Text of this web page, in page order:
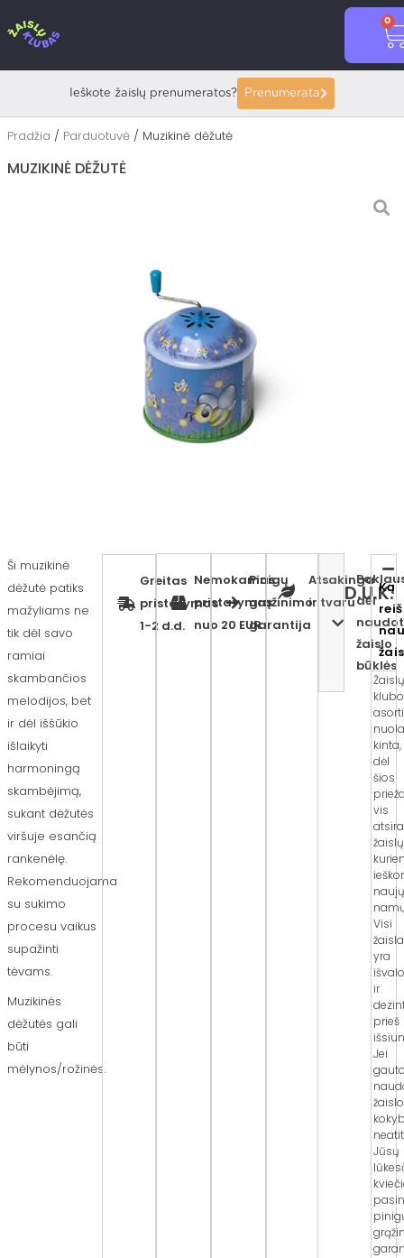
prie
0
Ieškote žaislų prenumeratos? Prenumerata
Pradžia / Parduotuvė / Muzikinė dėžutė
MUZIKINĖ DĖŽUTĖ
Ši muzikinė
dėžutė patiks
mažyliams ne
tik dėl savo
ramiai
skambančios
melodijos, bet
ir dėl iššūkio
išlaikyti
harmoningą
skambėjimą,
sukant dėžutės
viršuje esančią
rankenėlę.
Rekomenduojama
su sukimo
procesu vaikus
supažinti
tėvams.
Muzikinės
dėžutės gali
būti
mėlynos/rožinės.
Greitas
pristatymas
1-2 d.d.
Nemokamas
pristatymas
nuo 20 EUR
Pinigų
grąžinimo
garantija
Atsakinga
ir tvarudėl
žaislo
būklės
D.U.K.
Ką
klubo
kinta,
dėl
šios
vis
Visi
yra
ir
prieš
Jei
žaislo
Jūsų